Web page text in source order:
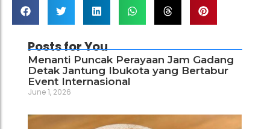
Posts for You
Menanti Puncak Perayaan Jam Gadang
Detak Jantung Ibukota yang Bertabur
Event Internasional
June 1, 2026